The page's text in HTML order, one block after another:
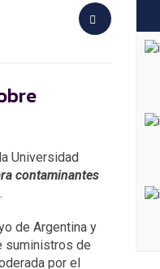
Universidad
contaminantes
de Argentina y
suministros de
por el